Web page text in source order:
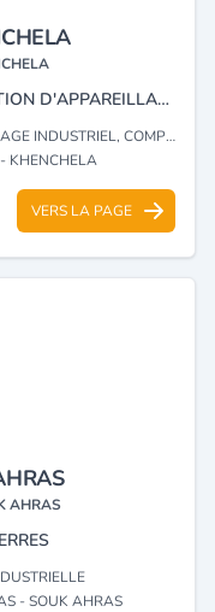
FABRICATION ET COMMERCIALISATION D'APPAREILLAGE ÉLECTRIQUE D'INSTALLATION DOMESTIQUE.
COMPOSANTS (FABRICATION)
KHENCHELA
VERS LA PAGE
AHRAS
- SOUK AHRAS